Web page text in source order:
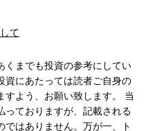
て
くまでも投資の参考にしてい
資にあたっては読者ご自身の
すよう、お願い致します。 当
っておりますが、記載される
はありません。万が一、ト